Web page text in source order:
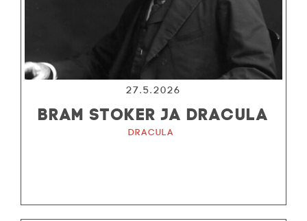
27.5.2026
BRAM STOKER JA DRACULA
Dracula